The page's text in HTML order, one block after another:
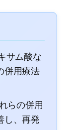
サム酸な
併用療法
らの併用
し、再発